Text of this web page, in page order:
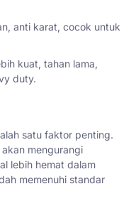
anti karat, cocok untuk
kuat, tahan lama,
duty.
satu faktor penting.
mengurangi
lebih hemat dalam
memenuhi standar